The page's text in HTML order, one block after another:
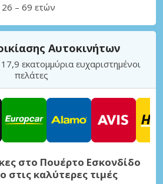
26 – 69 ετών
Αυτοκινήτων
εκατομμύρια ευχαριστημένοι
πελάτες
στο Πουέρτο Εσκονδίδο
στις καλύτερες τιμές